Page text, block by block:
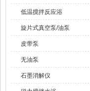
低温搅拌反应浴
旋片式真空泵/油泵
皮带泵
无油泵
石墨消解仪